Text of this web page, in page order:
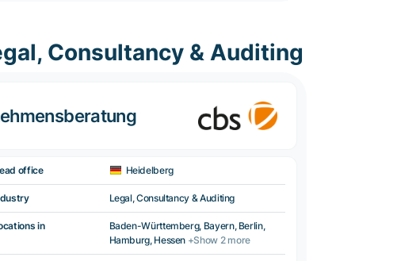
Consultancy & Auditing
office Heidelberg
Legal, Consultancy & Auditing
in
Baden-Württemberg, Bayern, Berlin,
Hamburg, Hessen +Show 2 more